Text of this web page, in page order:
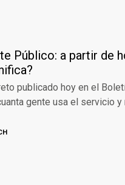
Público: a partir de
publicado hoy en el
gente usa el servicio